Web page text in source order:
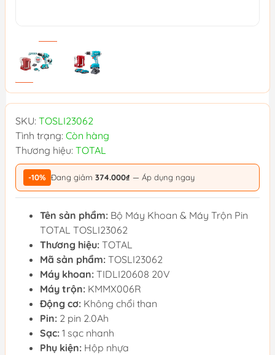
SKU: TOSLI23062
Tình trạng: Còn hàng
Thương hiệu: TOTAL
-10% Đang giảm 374.000₫ — Áp dụng ngay
Tên sản phẩm: Bộ Máy Khoan & Máy Trộn Pin
TOTAL TOSLI23062
Thương hiệu: TOTAL
Mã sản phẩm: TOSLI23062
Máy khoan: TIDLI20608 20V
Máy trộn: KMMX006R
Động cơ: Không chổi than
Pin: 2 pin 2.0Ah
Sạc: 1 sạc nhanh
Phụ kiện: Hộp nhựa